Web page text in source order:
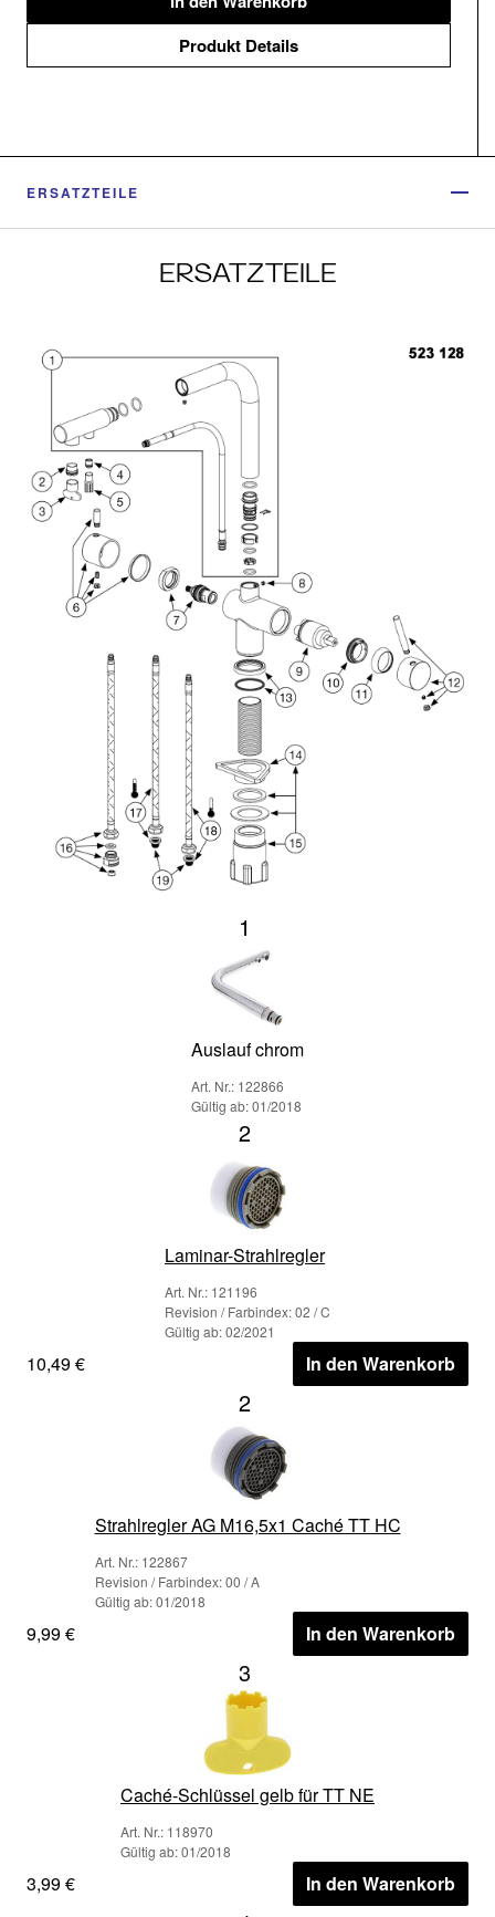
Produkt Details
ERSATZTEILE
ERSATZTEILE
1
Auslauf chrom
Art. Nr.: 122866
Gültig ab: 01/2018
2
Laminar-Strahlregler
Art. Nr.: 121196
Revision / Farbindex: 02 / C
Gültig ab: 02/2021
10,49 € In den Warenkorb
2
Strahlregler AG M16,5x1 Caché TT HC
Art. Nr.: 122867
Revision / Farbindex: 00 / A
Gültig ab: 01/2018
9,99 € In den Warenkorb
3
Caché-Schlüssel gelb für TT NE
Art. Nr.: 118970
Gültig ab: 01/2018
3,99 € In den Warenkorb